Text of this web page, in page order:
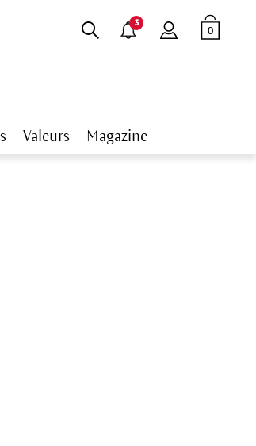
0
3
Valeurs Magazine